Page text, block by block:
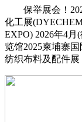
保举展会！2025
化工展
EXPO) 2026年4
览馆2025柬埔寨
纺织布料及配件展